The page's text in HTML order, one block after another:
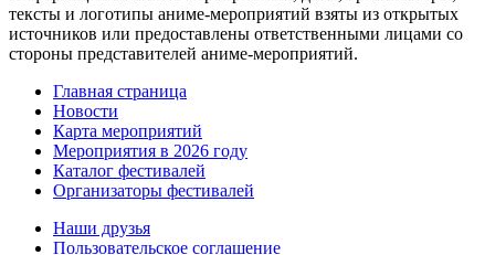
тексты и логотипы аниме-мероприятий взяты из открытых
источников или предоставлены ответственными лицами со
стороны представителей аниме-мероприятий.
Главная страница
Новости
Карта мероприятий
Мероприятия в 2026 году
Каталог фестивалей
Организаторы фестивалей
Наши друзья
Пользовательское соглашение